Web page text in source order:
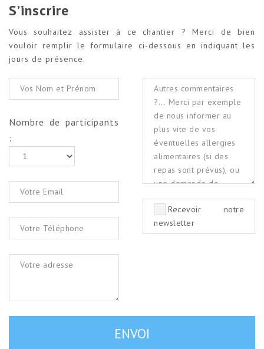
S’inscrire
Vous souhaitez assister à ce chantier ? Merci de bien
vouloir remplir le formulaire ci-dessous en indiquant les
jours de présence.
Nombre de participants
:
Recevoir notre
newsletter